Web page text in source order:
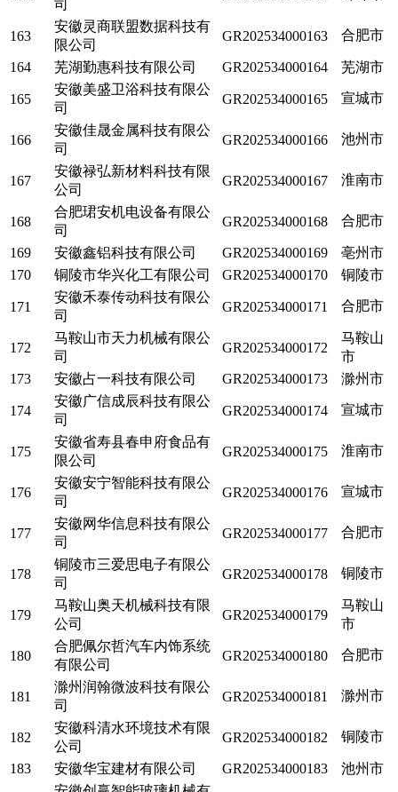
司
163
安徽灵商联盟数据科技有
限公司
GR202534000163 合肥市
164 芜湖勤惠科技有限公司 GR202534000164 芜湖市
165
安徽美盛卫浴科技有限公
司
GR202534000165 宣城市
166
安徽佳晟金属科技有限公
司
GR202534000166 池州市
167
安徽禄弘新材料科技有限
公司
GR202534000167 淮南市
168
合肥珺安机电设备有限公
司
GR202534000168 合肥市
169 安徽鑫铝科技有限公司 GR202534000169
亳州市
170
铜陵市华兴化工有限公司 GR202534000170 铜陵市
171
安徽禾泰传动科技有限公
司
GR202534000171 合肥市
172
马鞍山市天力机械有限公
司
GR202534000172
马鞍山
市
173
安徽占一科技有限公司 GR202534000173 滁州市
174
安徽广信成辰科技有限公
司
GR202534000174 宣城市
175
安徽省寿县春申府食品有
限公司
GR202534000175 淮南市
176
安徽安宁智能科技有限公
司
GR202534000176 宣城市
177
安徽网华信息科技有限公
司
GR202534000177 合肥市
178
铜陵市三爱思电子有限公
司
GR202534000178 铜陵市
179
马鞍山奥天机械科技有限
公司
GR202534000179
马鞍山
市
180
合肥佩尔哲汽车内饰系统
有限公司
GR202534000180 合肥市
181
滁州润翰微波科技有限公
司
GR202534000181 滁州市
182
安徽科清水环境技术有限
公司
GR202534000182 铜陵市
183 安徽华宝建材有限公司 GR202534000183
池州市